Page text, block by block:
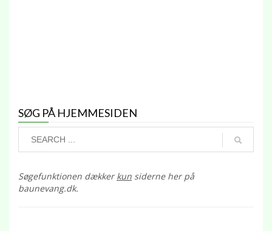
SØG PÅ HJEMMESIDEN
Søgefunktionen dækkerkun siderne her på
baunevang.dk.